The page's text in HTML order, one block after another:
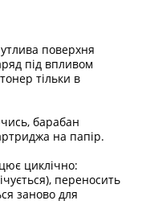
поверхня
під впливом
тільки в
барабан
на папір.
циклічно:
переносить
заново для